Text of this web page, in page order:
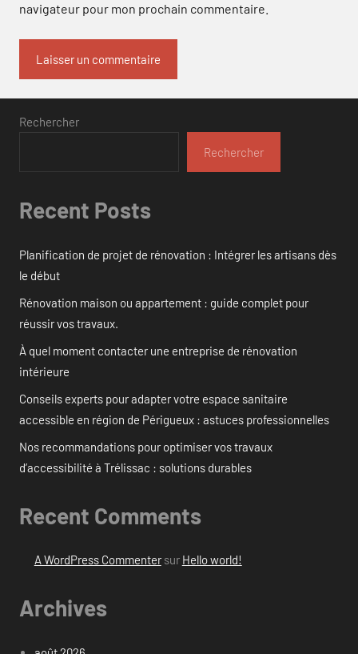
navigateur pour mon prochain commentaire.
Rechercher
Rechercher
Recent Posts
Planification de projet de rénovation : Intégrer les artisans dès
le début
Rénovation maison ou appartement : guide complet pour
réussir vos travaux.
À quel moment contacter une entreprise de rénovation
intérieure
Conseils experts pour adapter votre espace sanitaire
accessible en région de Périgueux : astuces professionnelles
Nos recommandations pour optimiser vos travaux
d’accessibilité à Trélissac : solutions durables
Recent Comments
A WordPress Commentersur Hello world!
Archives